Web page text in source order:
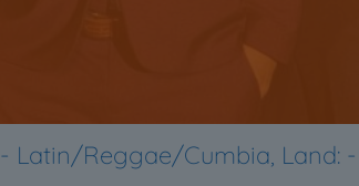
- Latin/Reggae/Cumbia, Land: -